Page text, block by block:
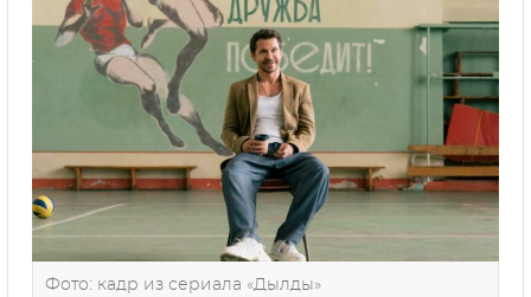
Фото: кадр из сериала «Дылды»